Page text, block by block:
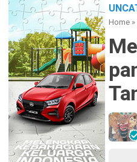
Home »